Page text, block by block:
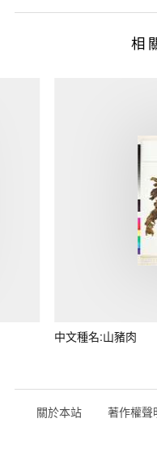
相
中文種名:山豬肉
關於本站 著作權聲